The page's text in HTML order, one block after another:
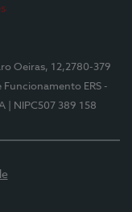
Oeiras, 12,2780-379
Funcionamento ERS -
| NIPC507 389 158